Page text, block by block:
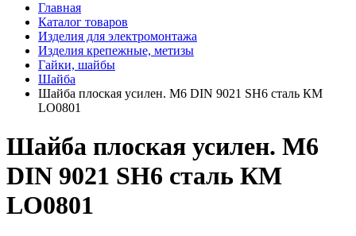
Главная
Каталог товаров
Изделия для электромонтажа
Изделия крепежные, метизы
Гайки, шайбы
Шайба
Шайба плоская усилен. М6 DIN 9021 SH6 сталь КМ
LO0801
Шайба плоская усилен. М6
DIN 9021 SH6 сталь КМ
LO0801